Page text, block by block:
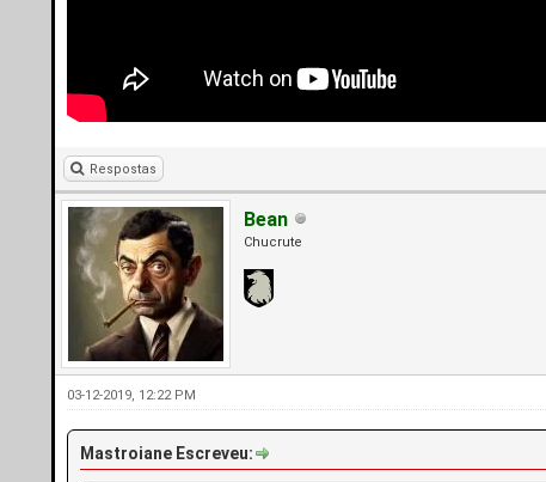
Respostas
Bean
Chucrute
03-12-2019, 12:22 PM
Mastroiane Escreveu: